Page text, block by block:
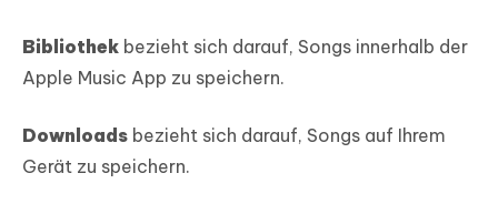
Bibliothek bezieht sich darauf, Songs innerhalb der
Apple Music App zu speichern.
Downloads bezieht sich darauf, Songs auf Ihrem
Gerät zu speichern.